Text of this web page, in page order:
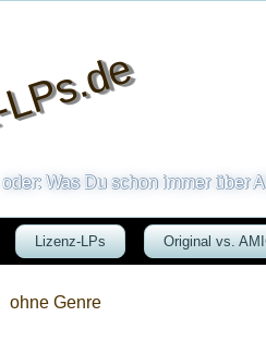
oder: Was Du schon immer über
Lizenz-LPs Original vs.
ohne Genre